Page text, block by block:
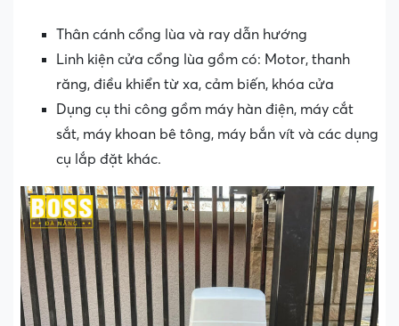
Thân cánh cổng lùa và ray dẫn hướng
Linh kiện cửa cổng lùa gồm có: Motor, thanh
răng, điều khiển từ xa, cảm biến, khóa cửa
Dụng cụ thi công gồm máy hàn điện, máy cắt
sắt, máy khoan bê tông, máy bắn vít và các dụng
cụ lắp đặt khác.